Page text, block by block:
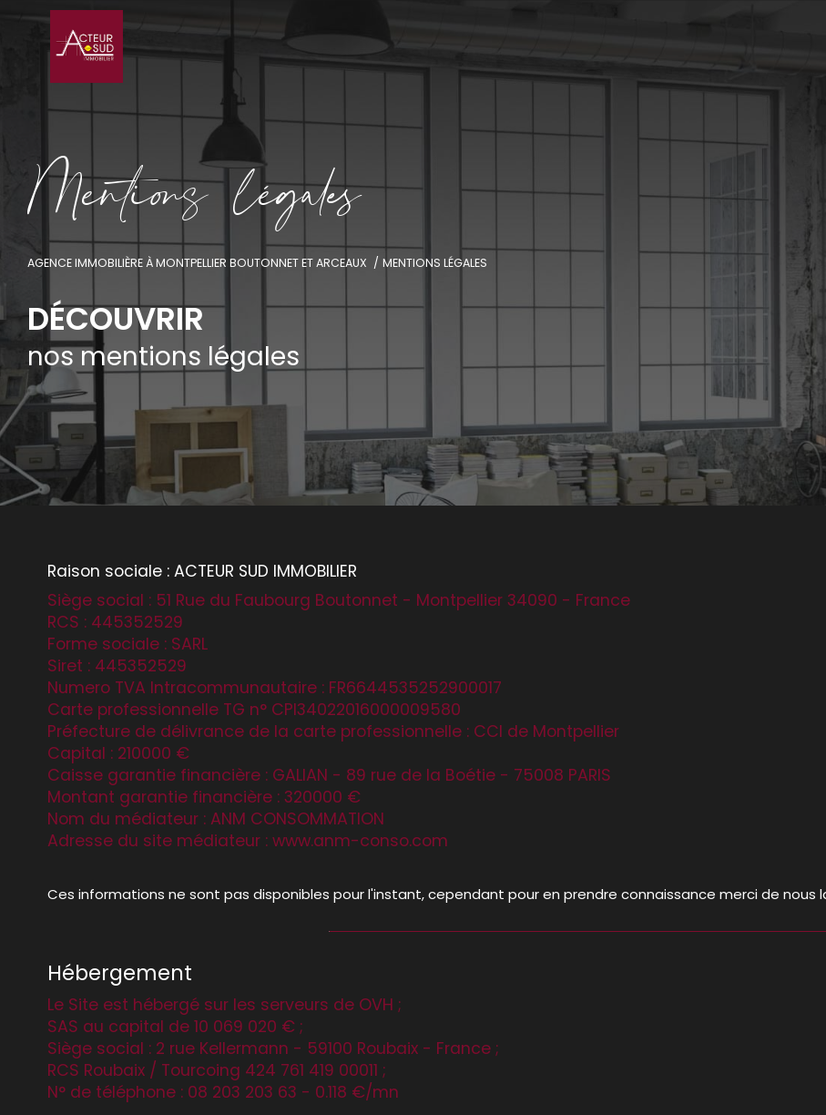
Mentios légae
AGENCE IMMOBILIÈRE À MONTPELLIER BOUTONNET ET ARCEAUX MENTIONS LÉGALES
DÉCOUVRIR
nos mentions légales
Raison sociale : ACTEUR SUD IMMOBILIER
Siège social : 51 Rue du Faubourg Boutonnet - Montpellier 34090 - France
RCS : 445352529
Forme sociale : SARL
Siret : 445352529
Numero TVA Intracommunautaire : FR6644535252900017
Carte professionnelle TG n° CPI34022016000009580
Préfecture de délivrance de la carte professionnelle : CCI de Montpellier
Capital : 210000 €
Caisse garantie financière : GALIAN - 89 rue de la Boétie - 75008 PARIS
Montant garantie financière : 320000 €
Nom du médiateur : ANM CONSOMMATION
Adresse du site médiateur : www.anm-conso.com
Ces informations ne sont pas disponibles pour l'instant, cependant pour en prendre connaissance merci de nous
Hébergement
Le Site est hébergé sur les serveurs de OVH ;
SAS au capital de 10 069 020 € ;
Siège social : 2 rue Kellermann - 59100 Roubaix - France ;
RCS Roubaix / Tourcoing 424 761 419 00011 ;
N° de téléphone : 08 203 203 63 - 0.118 €/mn